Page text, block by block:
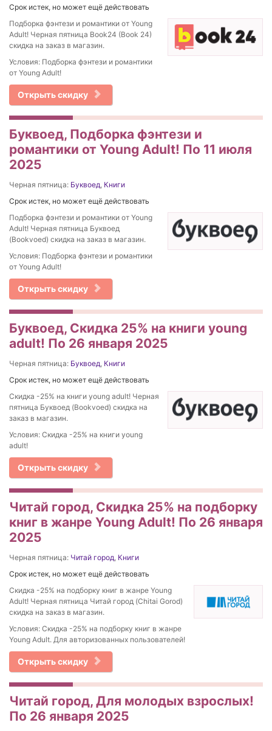
Срок истек, но может ещё действовать
Подборка фэнтези и романтики от Young
Adult! Черная пятница Book24 (Book 24)
скидка на заказ в магазин.
Условия: Подборка фэнтези и романтики
от Young Adult!
Открыть скидку
Буквоед, Подборка фэнтези и
романтики от Young Adult! По 11 июля
2025
Черная пятница: Буквоед, Книги
Срок истек, но может ещё действовать
Подборка фэнтези и романтики от Young
Adult! Черная пятница Буквоед
(Bookvoed) скидка на заказ в магазин.
Условия: Подборка фэнтези и романтики
от Young Adult!
Открыть скидку
Буквоед, Скидка 25% на книги young
adult! По 26 января 2025
Черная пятница: Буквоед, Книги
Срок истек, но может ещё действовать
Скидка -25% на книги young adult! Черная
пятница Буквоед (Bookvoed) скидка на
заказ в магазин.
Условия: Скидка -25% на книги young
adult!
Открыть скидку
Читай город, Скидка 25% на подборку
книг в жанре Young Adult! По 26 января
2025
Черная пятница: Читай город, Книги
Срок истек, но может ещё действовать
Скидка -25% на подборку книг в жанре Young
Adult! Черная пятница Читай город (Chitai Gorod)
скидка на заказ в магазин.
Условия: Скидка -25% на подборку книг в жанре
Young Adult. Для авторизованных пользователей!
Открыть скидку
Читай город, Для молодых взрослых!
По 26 января 2025